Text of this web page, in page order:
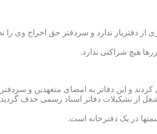
دفتریار ندارد و سردفتر حق اخراج وی را
و این دفاتر به امضای متعهدین و
به تدریج این شغل از تشکیلات دفاتر اسناد رسمی
در یک دفترخانه است.